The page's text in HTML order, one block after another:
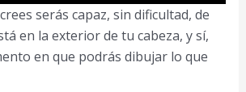
serás capaz, sin dificultad, de
en la exterior de tu cabeza, y sí,
en que podrás dibujar lo que